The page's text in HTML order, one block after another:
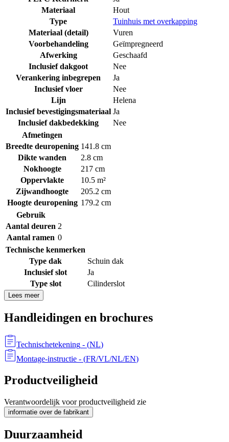
Materiaal
Hout
Type
Tuinhuis met overkapping
Materiaal (detail)
Vuren
Voorbehandeling
Geïmpregneerd
Afwerking
Geschaafd
Inclusief dakgoot
Nee
Verankering inbegrepen
Ja
Inclusief vloer
Nee
Lijn
Helena
Inclusief bevestigingsmateriaal Ja
Inclusief dakbedekking
Nee
Afmetingen
Breedte deuropening 141.8 cm
Dikte wanden
2.8 cm
Nokhoogte
217 cm
Oppervlakte
10.5 m²
Zijwandhoogte
205.2 cm
Hoogte deuropening 179.2 cm
Gebruik
Aantal deuren 2
Aantal ramen 0
Technische kenmerken
Type dak
Schuin dak
Inclusief slot
Ja
Type slot
Cilinderslot
Lees meer
Handleidingen en brochures
Technischetekening - (NL)
Montage-instructie - (FR/VL/NL/EN)
Productveiligheid
Verantwoordelijk voor productveiligheid zie
informatie over de fabrikant
Duurzaamheid